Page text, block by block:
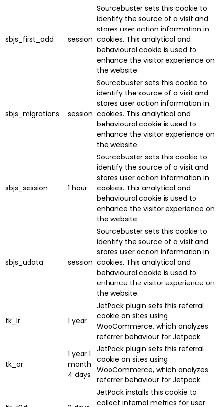
sbjs_first_add session
Sourcebuster sets this cookie to
identify the source of a visit and
stores user action information in
cookies. This analytical and
behavioural cookie is used to
enhance the visitor experience on
the website.
sbjs_migrations session
Sourcebuster sets this cookie to
identify the source of a visit and
stores user action information in
cookies. This analytical and
behavioural cookie is used to
enhance the visitor experience on
the website.
sbjs_session 1 hour
Sourcebuster sets this cookie to
identify the source of a visit and
stores user action information in
cookies. This analytical and
behavioural cookie is used to
enhance the visitor experience on
the website.
sbjs_udata session
Sourcebuster sets this cookie to
identify the source of a visit and
stores user action information in
cookies. This analytical and
behavioural cookie is used to
enhance the visitor experience on
the website.
tk_lr 1 year
JetPack plugin sets this referral
cookie on sites using
WooCommerce, which analyzes
referrer behaviour for Jetpack.
tk_or
1 year 1
month
4 days
JetPack plugin sets this referral
cookie on sites using
WooCommerce, which analyzes
referrer behaviour for Jetpack.
JetPack installs this cookie to
collect internal metrics for user